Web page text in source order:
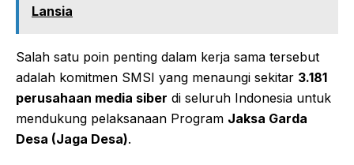
Lansia
Salah satu poin penting dalam kerja sama tersebut
adalah komitmen SMSI yang menaungi sekitar 3.181
perusahaan media siber di seluruh Indonesia untuk
mendukung pelaksanaan Program Jaksa Garda
Desa (Jaga Desa).